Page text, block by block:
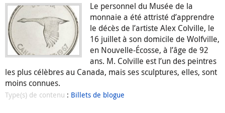
Le personnel du Musée de la
monnaie a été attristé d’apprendre
le décès de l’artiste Alex Colville, le
16 juillet à son domicile de Wolfville,
en Nouvelle-Écosse, à l’âge de 92
ans. M. Colville est l’un des peintres
les plus célèbres au Canada, mais ses sculptures, elles, sont
moins connues.
Type(s) de contenu : Billets de blogue